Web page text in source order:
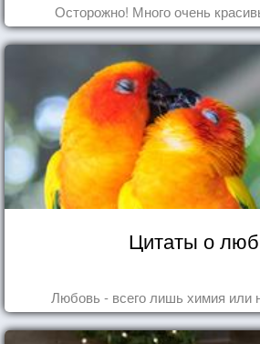
Осторожно! Много очень
Цитаты о
Любовь - всего лишь химия или